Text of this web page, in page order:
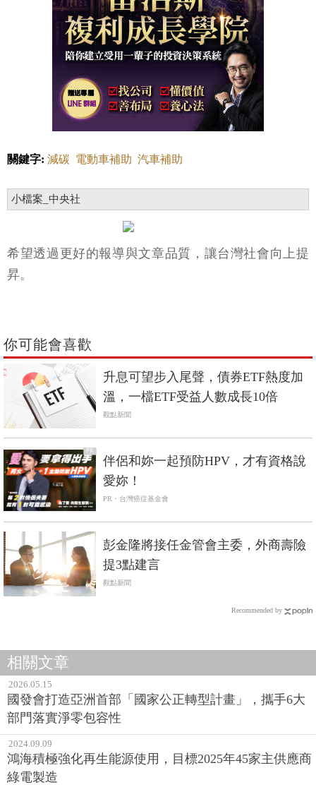
關鍵字: 減碳 電動車補助 汽車補助
小檔案_中央社
希望透過更好的報導與文章品質，讓台灣社會向上提
昇。
你可能會喜歡
升息可望步入尾聲，債券ETF熱度加
溫，一檔ETF受益人數成長10倍
觀點新聞
PR
伴侶和妳一起預防HPV，才有資格說
愛妳！
PR・台灣癌症基金會
彭金隆將接任金管會主委，外商壽險
提3點建言
觀點新聞
Recommended by
相關文章
2026.05.15
國發會打造亞洲首部「國家公正轉型計畫」，攜手6大
部門落實淨零包容性
2024.09.09
鴻海積極強化再生能源使用，目標2025年45家主供應商
綠電製造